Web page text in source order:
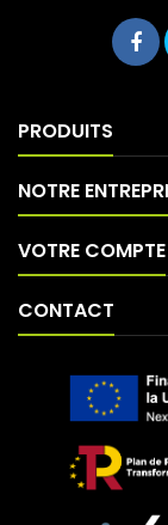
PRODUITS
NOTRE
VOTRE COMPTE
CONTACT